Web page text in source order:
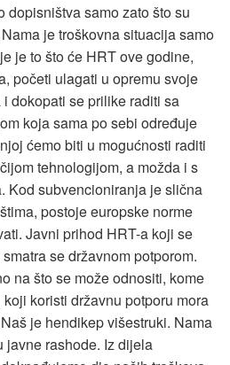
samo zato što su
je troškovna situacija samo
je to što će HRT ove godine,
početi ulagati u opremu svoje
dokopati se prilike raditi sa
koja sama po sebi određuje
ćemo biti u mogućnosti raditi
tehnologijom, a možda i s
Kod subvencioniranja je slična
postoje europske norme
Javni prihod HRT-a koji se
se državnom potporom.
na što se može odnositi, kome
koristi državnu potporu mora
je hendikep višestruki. Nama
javne rashode. Iz dijela